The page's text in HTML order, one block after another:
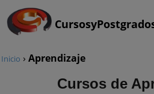
Inicio › Aprendizaje
Cursos de